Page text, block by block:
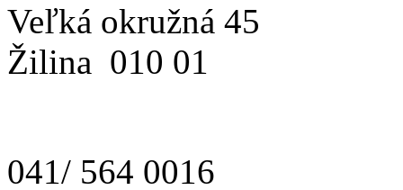
Veľká okružná 45
Žilina 010 01
041/ 564 0016